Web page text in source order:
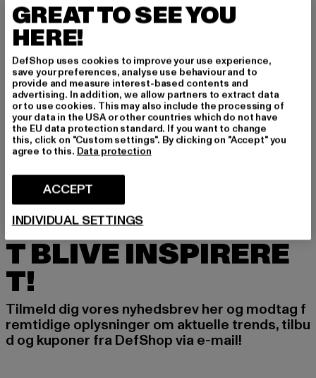
MOEA
MoEa GEN1 - ALL IN
743,68 DKK
Nuværende pris: 743,68 DKK
1.328,00 DKKKampagnepris: 1.328,00 DKK
MOEA
GEN1
796,80 DKK
Nuværende pris: 796,80 DKK
1.328,00 DKK
TILMELD DIG FOR A
T BLIVE INSPIRERE
T!
Tilmeld dig vores nyhedsbrev her og modtag f
remtidige oplysninger om aktuelle trends, tilbu
d og kuponer fra DefShop via e-mail!
GREAT TO SEE YOU
HERE!
DefShop uses cookies to improve your use experience,
save your preferences, analyse use behaviour and to
provide and measure interest-based contents and
advertising. In addition, we allow partners to extract data
or to use cookies. This may also include the processing of
your data in the USA or other countries which do not have
the EU data protection standard. If you want to change
this, click on "Custom settings". By clicking on "Accept" you
agree to this. Data protection
ACCEPT
INDIVIDUAL SETTINGS